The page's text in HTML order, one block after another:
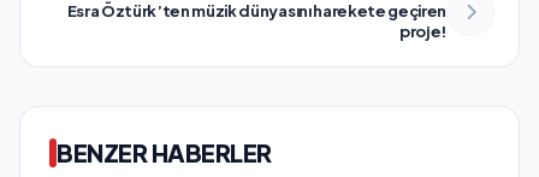
Esra Öztürk’ten müzik dünyasını harekete geçiren
proje!
BENZER HABERLER